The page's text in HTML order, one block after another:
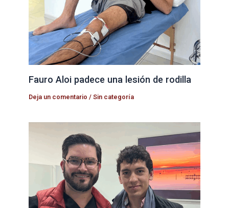
Fauro Aloi padece una lesión de rodilla
Deja un comentario /Sin categoría